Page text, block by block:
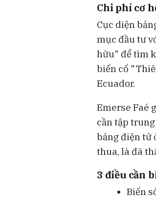
Chi phí cơ
Cục diện
mục đầu tư
hữu" để tìm
biến cố
Ecuador.
Emerse Faé
cần tập
bảng điện tử
thua, là đã
3 điều cần
Biến